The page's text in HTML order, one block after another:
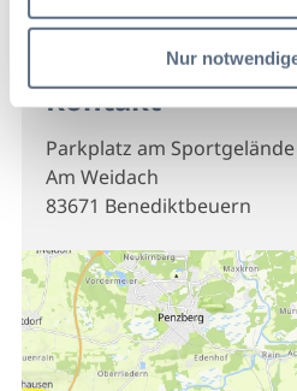
Nur
Kontakt
Parkplatz am Sportgelände
Am Weidach
83671 Benediktbeuern